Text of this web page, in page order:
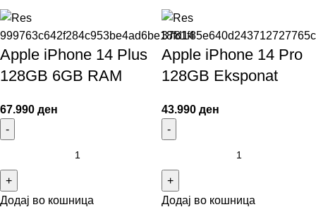
Apple iPhone 14 Plus
128GB 6GB RAM
67.990 ден
Додај во кошница
Apple iPhone 14 Pro
128GB Eksponat
43.990 ден
Додај во кошница